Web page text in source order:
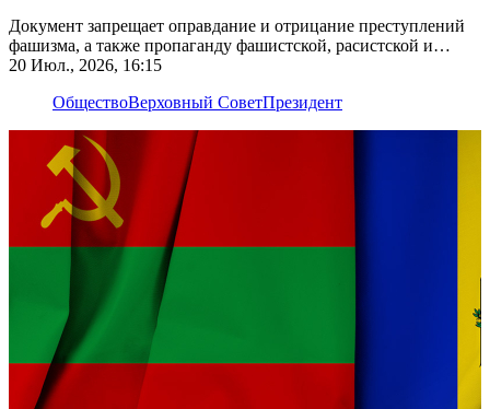
Документ запрещает оправдание и отрицание преступлений
фашизма, а также пропаганду фашистской, расистской и
националистической идеологии
20 Июл., 2026, 16:15
ОбществоВерховный СоветПрезидент